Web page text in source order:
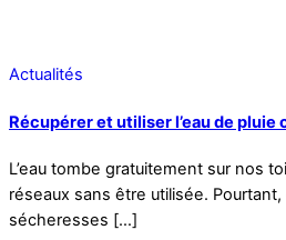
Actualités
Récupérer et utiliser l’eau de pluie
L’eau tombe gratuitement sur nos
réseaux sans être utilisée.
sécheresses […]